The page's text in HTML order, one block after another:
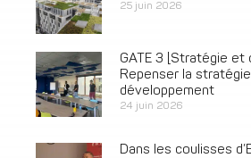
25 juin 2026
GATE 3 [Stratégie et
Repenser la
développement
24 juin 2026
Dans les coulisses